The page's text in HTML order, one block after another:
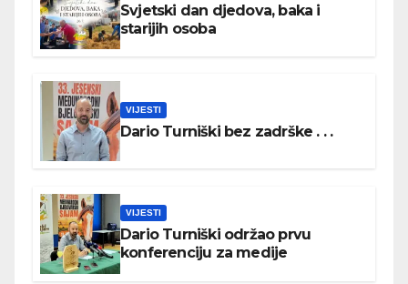
Svjetski dan djedova, baka i
starijih osoba
VIJESTI
Dario Turniški bez zadrške . . .
VIJESTI
Dario Turniški održao prvu
konferenciju za medije